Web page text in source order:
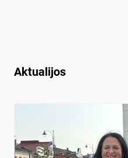
Aktualijos